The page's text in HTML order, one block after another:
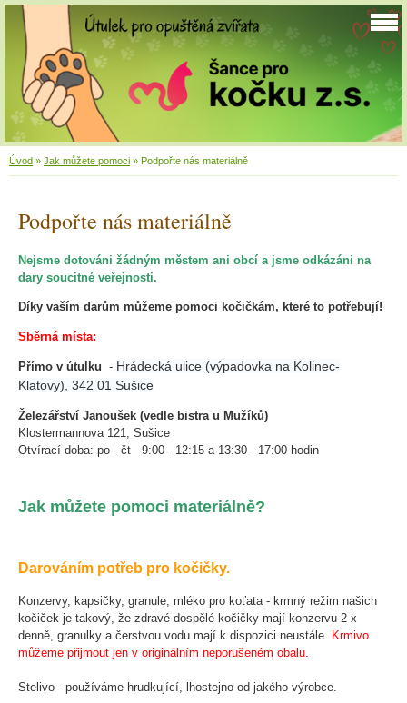
Úvod » Jak můžete pomoci » Podpořte nás materiálně
Podpořte nás materiálně
Nejsme dotováni žádným městem ani obcí a jsme odkázáni na
dary soucitné veřejnosti.
Díky vaším darům můžeme pomoci kočičkám, které to potřebují!
Sběrná místa:
Přímo v útulku - Hrádecká ulice (výpadovka na Kolinec-
Klatovy), 342 01 Sušice
Železářství Janoušek (vedle bistra u Mužíků)
Klostermannova 121, Sušice
Otvírací doba: po - čt 9:00 - 12:15 a 13:30 - 17:00 hodin
Jak můžete pomoci materiálně?
Darováním potřeb pro kočičky.
Konzervy, kapsičky, granule, mléko pro koťata - krmný režim našich
kočiček je takový, že zdravé dospělé kočičky mají konzervu 2 x
denně, granulky a čerstvou vodu mají k dispozici neustále. Krmivo
můžeme přijmout jen v originálním neporušeném obalu.
Stelivo - používáme hrudkující, lhostejno od jakého výrobce.